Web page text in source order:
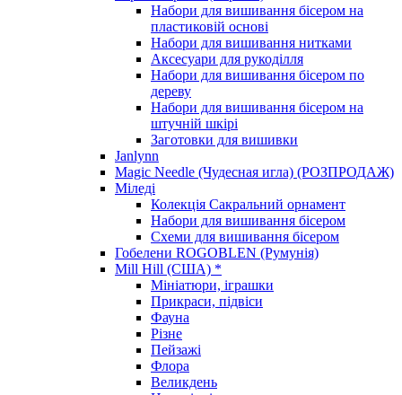
Набори для вишивання бісером на
пластиковій основі
Набори для вишивання нитками
Аксесуари для рукоділля
Набори для вишивання бісером по
дереву
Набори для вишивання бісером на
штучній шкірі
Заготовки для вишивки
Janlynn
Magic Needle (Чудесная игла) (РОЗПРОДАЖ)
Міледі
Колекція Сакральний орнамент
Набори для вишивання бісером
Схеми для вишивання бісером
Гобелени ROGOBLEN (Румунія)
Mill Hill (США) *
Мініатюри, іграшки
Прикраси, підвіси
Фауна
Різне
Пейзажі
Флора
Великдень